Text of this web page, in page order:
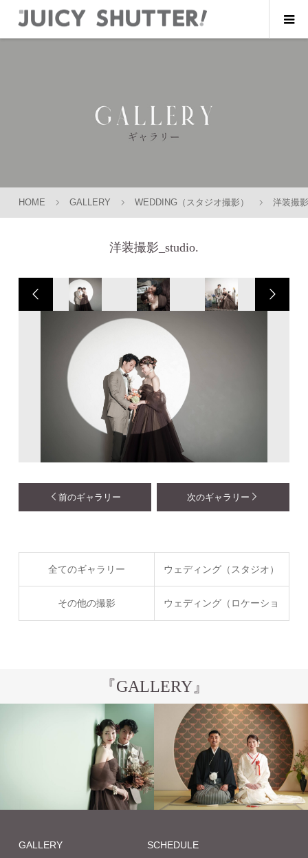
HOME GALLERY WEDDING（スタジオ撮影） 洋装撮
洋装撮影_studio.
前のギャラリー 次のギャラリー
全てのギャラリー ウェディング（スタジオ）
その他の撮影 ウェディング（ロケーショ
『GALLERY』
GALLERY SCHEDULE